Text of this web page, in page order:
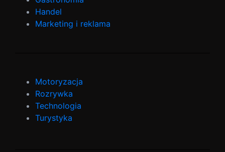
Handel
Marketing i reklama
Motoryzacja
Rozrywka
Technologia
Turystyka